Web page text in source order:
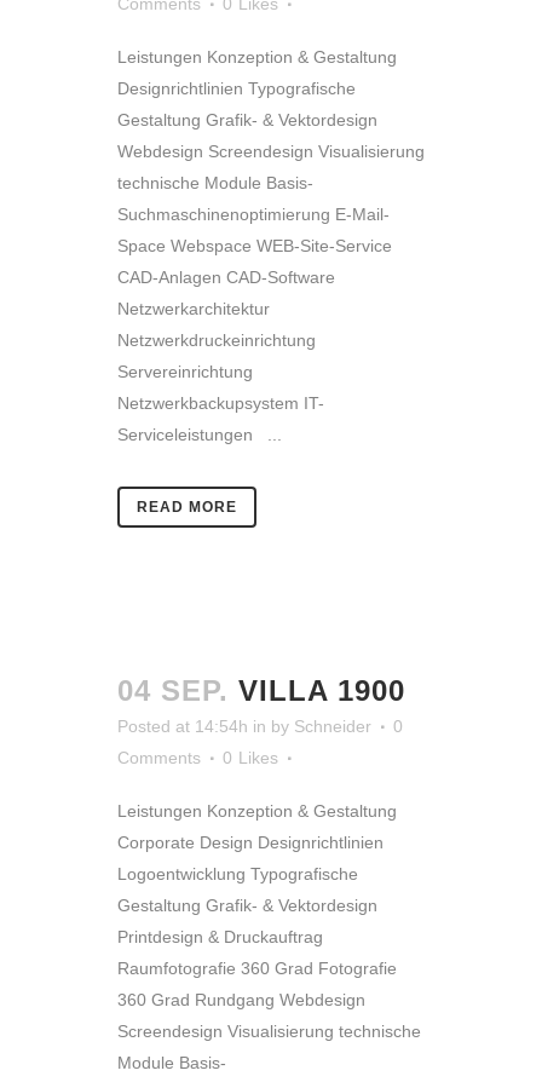
Leistungen Konzeption & Gestaltung
Designrichtlinien Typografische
Gestaltung Grafik- & Vektordesign
Webdesign Screendesign Visualisierung
technische Module Basis-
Suchmaschinenoptimierung E-Mail-
Space Webspace WEB-Site-Service
CAD-Anlagen CAD-Software
Netzwerkarchitektur
Netzwerkdruckeinrichtung
Servereinrichtung
Netzwerkbackupsystem IT-
Serviceleistungen ...
READ MORE
04 SEP. VILLA 1900
Posted at 14:54h in by Schneider
0
Comments
0 Likes
Leistungen Konzeption & Gestaltung
Corporate Design Designrichtlinien
Logoentwicklung Typografische
Gestaltung Grafik- & Vektordesign
Printdesign & Druckauftrag
Raumfotografie 360 Grad Fotografie
360 Grad Rundgang Webdesign
Screendesign Visualisierung technische
Module Basis-